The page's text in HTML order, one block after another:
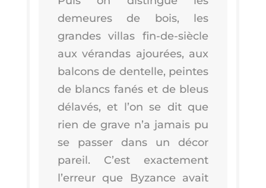
demeures de bois, les
grandes vil­las fin-de-siècle
aux véran­das ajou­rées, aux
bal­cons de den­telle, peintes
de blancs fanés et de bleus
déla­vés, et l’on se dit que
rien de grave n’a jamais pu
se pas­ser dans un décor
pareil. C’est exac­te­ment
l’er­reur que Byzance avait